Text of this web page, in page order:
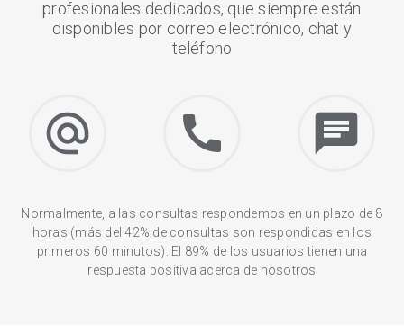
profesionales dedicados, que siempre están
disponibles por correo electrónico, chat y
teléfono
alternate_email call chat
Normalmente, a las consultas respondemos en un plazo de 8
horas (más del 42% de consultas son respondidas en los
primeros 60 minutos). El 89% de los usuarios tienen una
respuesta positiva acerca de nosotros